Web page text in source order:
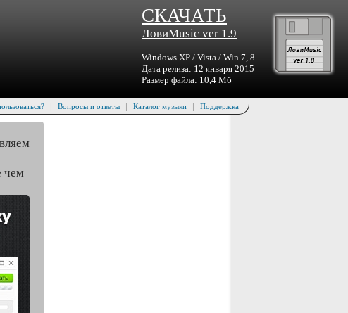
СКАЧАТЬ
ЛовиMusic ver 1.9
Windows XP / Vista / Win 7, 8
Дата релиза: 12 января 2015
Размер файла: 10,4 Мб
| Вопросы и ответы | Каталог музыки | Поддержка
чем